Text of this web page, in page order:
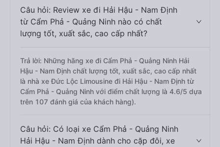
Câu hỏi: Review xe đi Hải Hậu - Nam Định
từ Cẩm Phả - Quảng Ninh nào có chất
lượng tốt, xuất sắc, cao cấp nhất?
Trả lời: Những hãng xe đi Cẩm Phả - Quảng Ninh Hải
Hậu - Nam Định chất lượng tốt, xuất sắc, cao cấp nhất
là nhà xe Đức Lộc Limousine đi Hải Hậu - Nam Định từ
Cẩm Phả - Quảng Ninh với điểm chất lượng là 4.6/5 dựa
trên 107 đánh giá của khách hàng).
Câu hỏi: Có loại xe Cẩm Phả - Quảng Ninh
Hải Hậu - Nam Định dành cho cặp đôi, xe